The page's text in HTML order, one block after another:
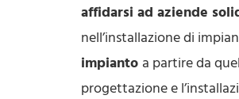
affidarsi ad aziende
nell’installazione di
impianto a partire da
progettazione e